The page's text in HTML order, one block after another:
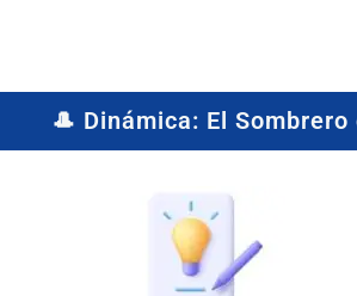
🎩 Dinámica: El